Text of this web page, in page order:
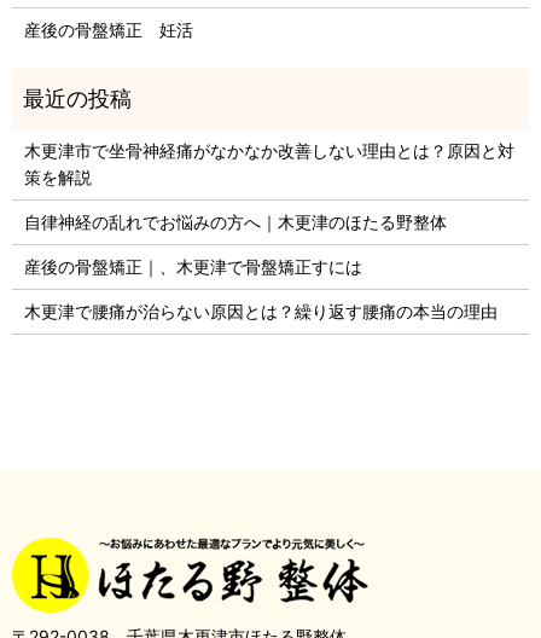
産後の骨盤矯正 妊活
木更津市で坐骨神経痛がなかなか改善しない理由とは？原因と対
策を解説
自律神経の乱れでお悩みの方へ｜木更津のほたる野整体
産後の骨盤矯正｜、木更津で骨盤矯正すには
木更津で腰痛が治らない原因とは？繰り返す腰痛の本当の理由